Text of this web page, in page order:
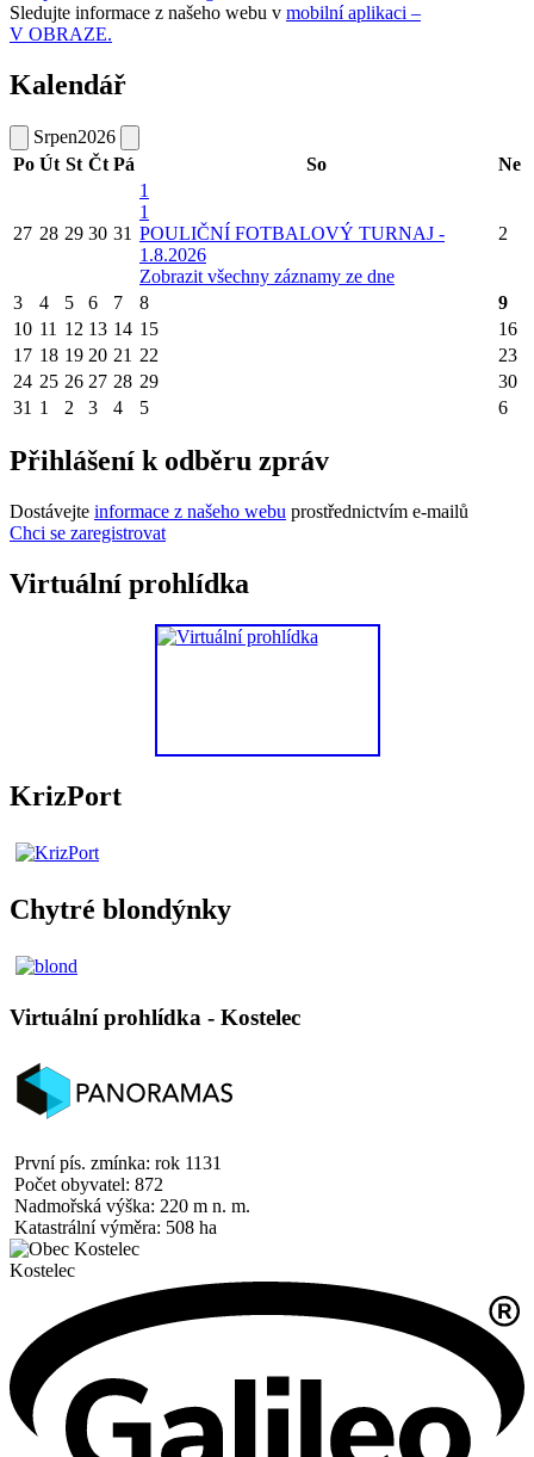
Sledujte informace z našeho webu v mobilní aplikaci –
V OBRAZE.
Kalendář
Srpen2026
Po Út St Čt Pá So Ne
27 28 29 30 31
1
1
POULIČNÍ FOTBALOVÝ TURNAJ -
1.8.2026
Zobrazit všechny záznamy ze dne
2
3 4 5 6 7 8
9
10 11 12 13 14 15
16
17 18 19 20 21 22
23
24 25 26 27 28 29
30
31 1 2 3 4 5 6
Přihlášení k odběru zpráv
Dostávejte informace z našeho webu prostřednictvím e-mailů
Chci se zaregistrovat
Virtuální prohlídka
KrizPort
Chytré blondýnky
Virtuální prohlídka - Kostelec
První pís. zmínka: rok 1131
Počet obyvatel: 872
Nadmořská výška: 220 m n. m.
Katastrální výměra: 508 ha
Kostelec